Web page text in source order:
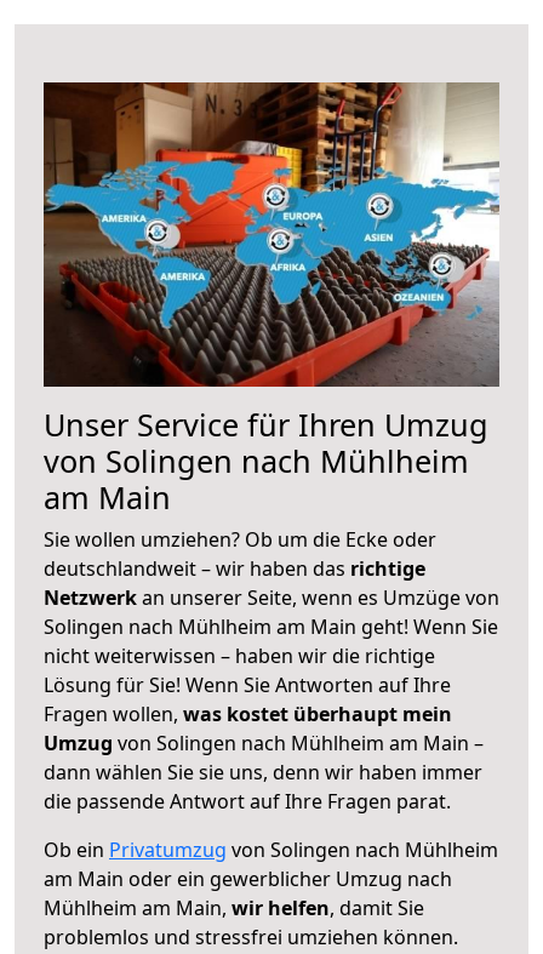
Unser Service für Ihren Umzug
von Solingen nach Mühlheim
am Main
Sie wollen umziehen? Ob um die Ecke oder
deutschlandweit – wir haben das richtige
Netzwerkan unserer Seite, wenn es Umzüge von
Solingen nach Mühlheim am Main geht! Wenn Sie
nicht weiterwissen – haben wir die richtige
Lösung für Sie! Wenn Sie Antworten auf Ihre
Fragen wollen, was kostet überhaupt mein
Umzug von Solingen nach Mühlheim am Main –
dann wählen Sie sie uns, denn wir haben immer
die passende Antwort auf Ihre Fragen parat.
Ob ein Privatumzug von Solingen nach Mühlheim
am Main oder ein gewerblicher Umzug nach
Mühlheim am Main, wir helfen, damit Sie
problemlos und stressfrei umziehen können.